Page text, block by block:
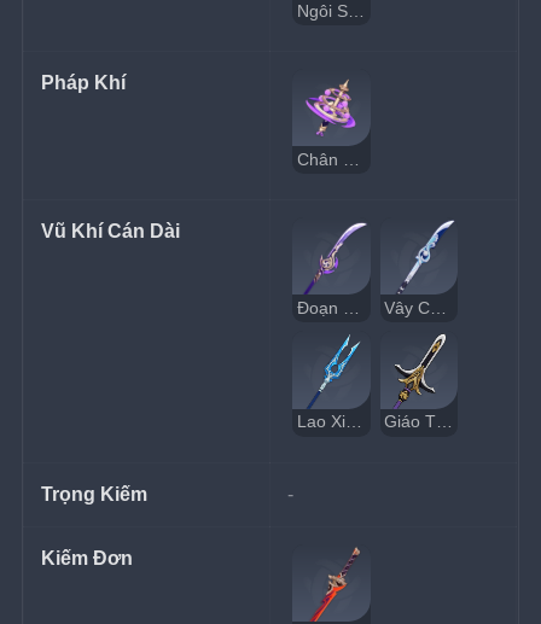
Ngôi Sao Cực Đông
Pháp Khí
Vũ Khí Cán Dài
Lao Xiên Cá Giáo Thập Tự Kitain
Trọng Kiếm -
Kiếm Đơn